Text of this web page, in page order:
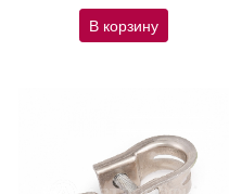
В корзину